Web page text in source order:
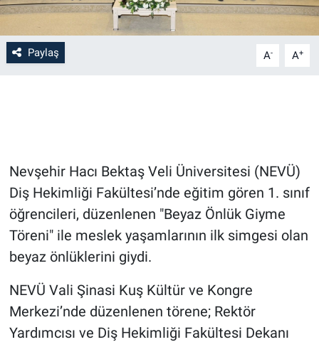
Paylaş A- A+
Nevşehir Hacı Bektaş Veli Üniversitesi (NEVÜ)
Diş Hekimliği Fakültesi’nde eğitim gören 1. sınıf
öğrencileri, düzenlenen "Beyaz Önlük Giyme
Töreni" ile meslek yaşamlarının ilk simgesi olan
beyaz önlüklerini giydi.
NEVÜ Vali Şinasi Kuş Kültür ve Kongre
Merkezi’nde düzenlenen törene; Rektör
Yardımcısı ve Diş Hekimliği Fakültesi Dekanı
Medya
Bilim-Tek
Niğde
Aksaray
Kırşehir
Yerel
Genel